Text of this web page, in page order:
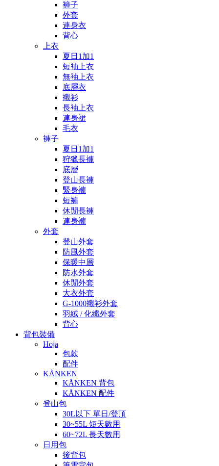
褲子
外套
連身衣
背心
上衣
夏日1加1
短袖上衣
無袖上衣
底層衣
襯衫
長袖上衣
連身裙
毛衣
褲子
夏日1加1
狩獵長褲
底層
登山長褲
緊身褲
短褲
休閒長褲
連身褲
外套
登山外套
防風外套
保暖中層
防水外套
休閒外套
大衣外套
G-1000襯衫外套
羽絨 / 化纖外套
背心
背包裝備
Hoja
包款
配件
KÅNKEN
KÅNKEN 背包
KÅNKEN 配件
登山包
30L以下 單日/登頂
30~55L 短天數用
60~72L 長天數用
日用包
後背包